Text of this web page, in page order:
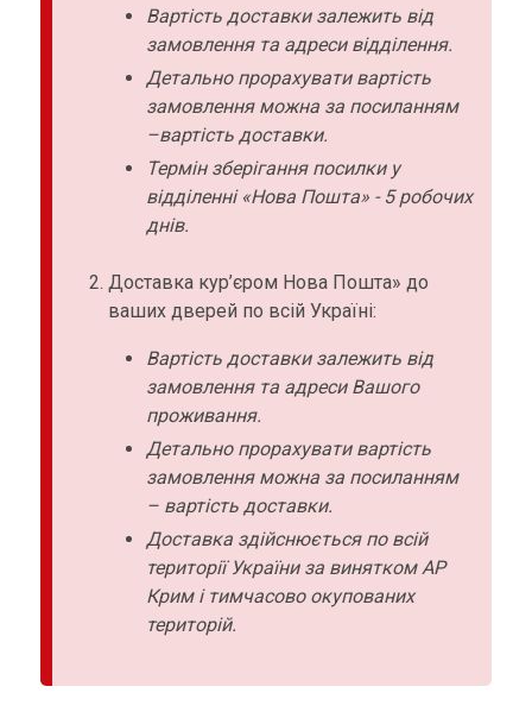
Вартість доставки залежить від
замовлення та адреси відділення.
Детально прорахувати вартість
замовлення можна за посиланням
–вартість доставки.
Термін зберігання посилки у
відділенні «Нова Пошта» - 5 робочих
днів.
Доставка кур’єром Нова Пошта» до
ваших дверей по всій Україні:
Вартість доставки залежить від
замовлення та адреси Вашого
проживання.
Детально прорахувати вартість
замовлення можна за посиланням
– вартість доставки.
Доставка здійснюється по всій
території України за винятком АР
Крим і тимчасово окупованих
територій.